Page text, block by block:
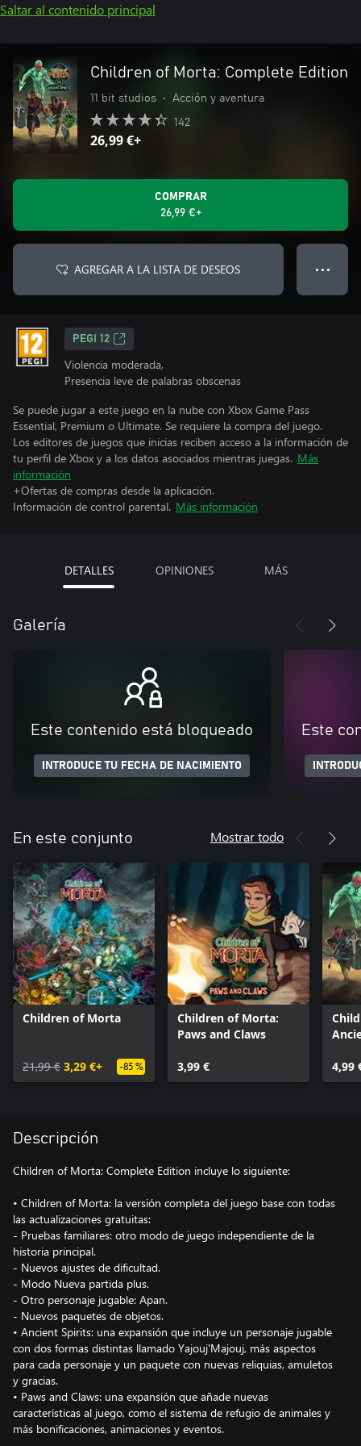
Saltar al contenido principal
Children of Morta: Complete Edition
11 bit studios • Acción y aventura
142
26,99 €+
COMPRAR
26,99 €+
AGREGAR A LA LISTA DE DESEOS ● ● ●
PEGI 12
Violencia moderada,
Presencia leve de palabras obscenas
Se puede jugar a este juego en la nube con Xbox Game Pass
Essential, Premium o Ultimate. Se requiere la compra del juego.
Los editores de juegos que inicias reciben acceso a la información de
tu perfil de Xbox y a los datos asociados mientras juegas. Más
información
+Ofertas de compras desde la aplicación.
Información de control parental. Más información
DETALLES OPINIONES MÁS
Galería
Este contenido está bloqueado
INTRODUCE TU FECHA DE NACIMIENTO
Este
En este conjunto Mostrar todo
Children of Morta
21,99 € 3,29 €+ -85 %
Children of Morta:
Paws and Claws
3,99 € 4,99
Descripción
Children of Morta: Complete Edition incluye lo siguiente:
• Children of Morta: la versión completa del juego base con todas
las actualizaciones gratuitas:
- Pruebas familiares: otro modo de juego independiente de la
historia principal.
- Nuevos ajustes de dificultad.
- Modo Nueva partida plus.
- Otro personaje jugable: Apan.
- Nuevos paquetes de objetos.
• Ancient Spirits: una expansión que incluye un personaje jugable
con dos formas distintas llamado Yajouj'Majouj, más aspectos
para cada personaje y un paquete con nuevas reliquias, amuletos
y gracias.
• Paws and Claws: una expansión que añade nuevas
características al juego, como el sistema de refugio de animales y
más bonificaciones, animaciones y eventos.